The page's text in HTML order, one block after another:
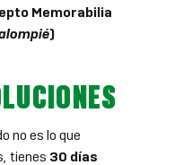
Memorabilia
)
no es lo que
tienes 30 días